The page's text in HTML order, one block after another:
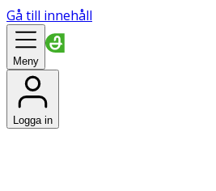
Gå till innehåll
Meny
Logga in